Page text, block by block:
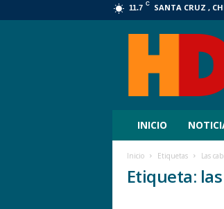
11.7 C SANTA CRUZ ,
HDN
INICIO
Inicio Etiquetas Las
Etiqueta: